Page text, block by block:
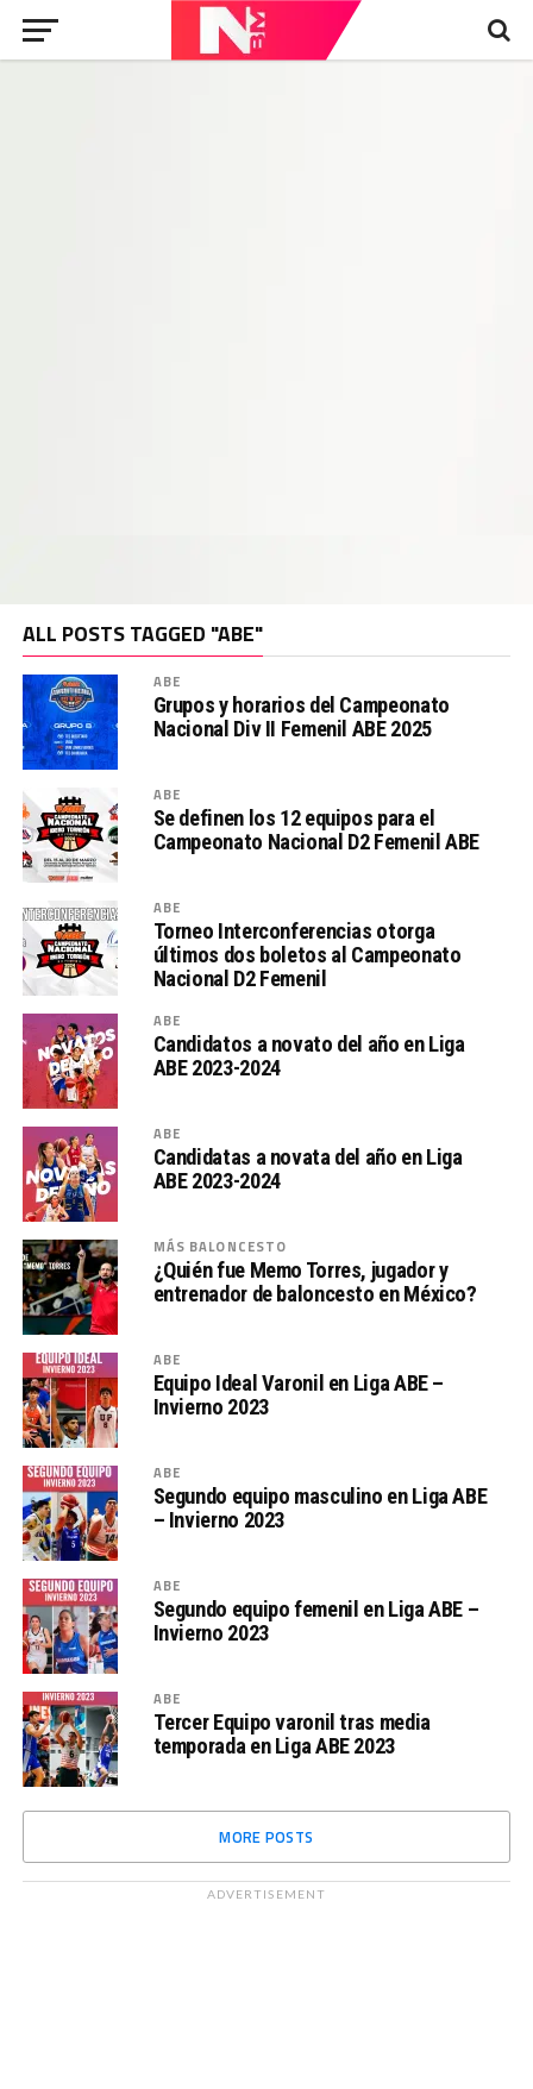
ALL POSTS TAGGED "ABE"
ABE
Grupos y horarios del Campeonato
Nacional Div II Femenil ABE 2025
ABE
Se definen los 12 equipos para el
Campeonato Nacional D2 Femenil ABE
ABE
Torneo Interconferencias otorga
últimos dos boletos al Campeonato
Nacional D2 Femenil
ABE
Candidatos a novato del año en Liga
ABE 2023-2024
ABE
Candidatas a novata del año en Liga
ABE 2023-2024
MÁS BALONCESTO
¿Quién fue Memo Torres, jugador y
entrenador de baloncesto en México?
ABE
Equipo Ideal Varonil en Liga ABE –
Invierno 2023
ABE
Segundo equipo masculino en Liga ABE
– Invierno 2023
ABE
Segundo equipo femenil en Liga ABE –
Invierno 2023
ABE
Tercer Equipo varonil tras media
temporada en Liga ABE 2023
MORE POSTS
ADVERTISEMENT